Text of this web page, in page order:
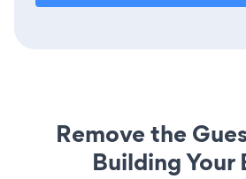
Remove the
Building Your